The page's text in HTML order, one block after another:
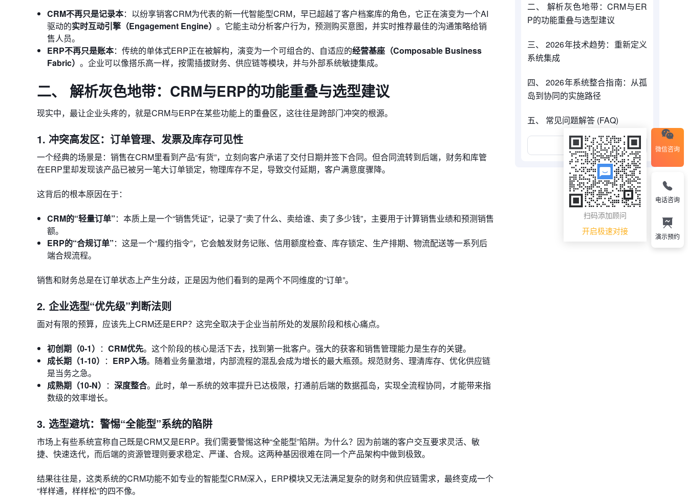
CRM不再只是记录本：以纷享销客CRM为代表的新一代智能型CRM，早已超越了客户档案库的角色，它正在演变为一个AI
驱动的实时互动引擎（Engagement Engine） 。它能主动分析客户行为，预测购买意图，并实时推荐最佳的沟通策略给销
售人员。
ERP不再只是账本：传统的单体式ERP正在被解构，演变为一个可组合的、自适应的经营基座（Composable Business
Fabric） 。企业可以像搭乐高一样，按需插拔财务、供应链等模块，并与外部系统敏捷集成。
二、 解析灰色地带：CRM与ERP的功能重叠与选型建议
现实中，最让企业头疼的，就是CRM与ERP在某些功能上的重叠区，这往往是跨部门冲突的根源。
1. 冲突高发区：订单管理、发票及库存可见性
一个经典的场景是：销售在CRM里看到产品“有货”，立刻向客户承诺了交付日期并签下合同。但合同流转到后端，财务和库管
在ERP里却发现该产品已被另一笔大订单锁定，物理库存不足，导致交付延期，客户满意度骤降。
这背后的根本原因在于：
CRM的“轻量订单”：本质上是一个“销售凭证”，记录了“卖了什么、卖给谁、卖了多少钱”，主要用于计算销售业绩和预测销售
额。
ERP的“合规订单”：这是一个“履约指令”，它会触发财务记账、信用额度检查、库存锁定、生产排期、物流配送等一系列后
端合规流程。
销售和财务总是在订单状态上产生分歧，正是因为他们看到的是两个不同维度的“订单”。
2. 企业选型“优先级”判断法则
面对有限的预算，应该先上CRM还是ERP？这完全取决于企业当前所处的发展阶段和核心痛点。
初创期（0-1） ： CRM优先。这个阶段的核心是活下去，找到第一批客户。强大的获客和销售管理能力是生存的关键。
成长期（1-10） ： ERP入场。随着业务量激增，内部流程的混乱会成为增长的最大瓶颈。规范财务、理清库存、优化供应链
是当务之急。
成熟期（10-N） ： 深度整合。此时，单一系统的效率提升已达极限，打通前后端的数据孤岛，实现全流程协同，才能带来指
数级的效率增长。
3. 选型避坑：警惕“全能型”系统的陷阱
市场上有些系统宣称自己既是CRM又是ERP。我们需要警惕这种“全能型”陷阱。为什么？因为前端的客户交互要求灵活、敏
捷、快速迭代，而后端的资源管理则要求稳定、严谨、合规。这两种基因很难在同一个产品架构中做到极致。
结果往往是，这类系统的CRM功能不如专业的智能型CRM深入，ERP模块又无法满足复杂的财务和供应链需求，最终变成一个
“样样通，样样松”的四不像。
二、 解析灰色地带：CRM与ER
P的功能重叠与选型建议
三、 2026年技术趋势：重新定义
系统集成
四、 2026年系统整合指南：从孤
岛到协同的实施路径
五、 常见问题解答 (FAQ)
展开更多 微信咨询
扫码添加顾问
开启极速对接
电话咨询
演示预约